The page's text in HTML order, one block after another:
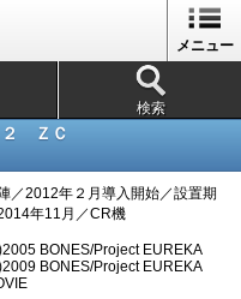
メニュー
検索
２ ＺＣ
／2012年２月導入開始／設置期
年11月／CR機
BONES/Project EUREKA
BONES/Project EUREKA